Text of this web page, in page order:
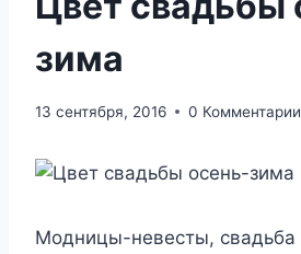
зима
13 сентября, 2016 0 Комментарии
Модницы-невесты, свадьба